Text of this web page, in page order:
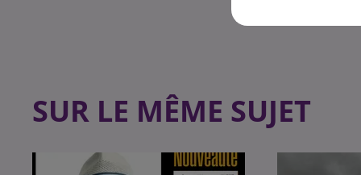
SUR LE MÊME SUJET